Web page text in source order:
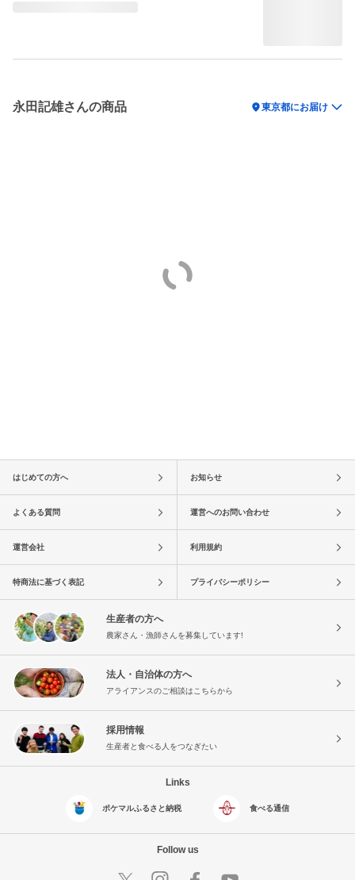
永田記雄さんの商品 location_on東京都にお届け
はじめての方へ お知らせ
よくある質問 運営へのお問い合わせ
運営会社 利用規約
特商法に基づく表記 プライバシーポリシー
生産者の方へ
農家さん・漁師さんを募集しています!
法人・自治体の方へ
アライアンスのご相談はこちらから
採用情報
生産者と食べる人をつなぎたい
Links
ポケマルふるさと納税 食べる通信
Follow us